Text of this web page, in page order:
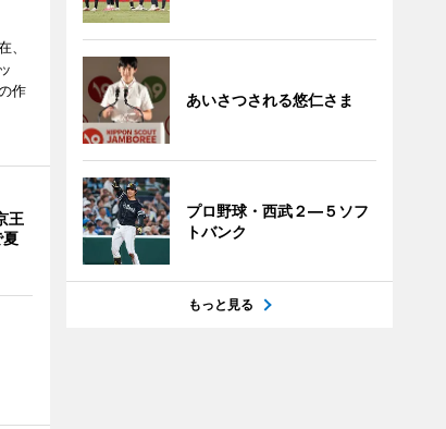
、
作
王
夏
あいさつされる悠仁さま
プロ野球・西武２―５ソフ
トバンク
もっと見る